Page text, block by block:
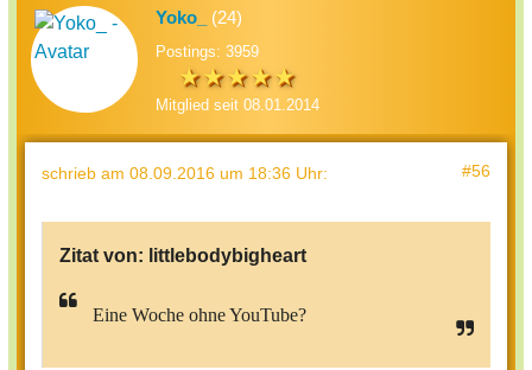
Yoko_ (24)
Postings: 3959
Mitglied seit 08.01.2014
schrieb am 08.09.2016 um 18:36 Uhr: #56
Zitat von: littlebodybigheart
Eine Woche ohne YouTube?